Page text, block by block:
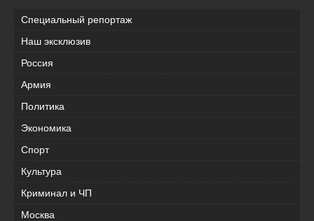
Специальный репортаж
Наш эксклюзив
Россия
Армия
Политика
Экономика
Спорт
Культура
Криминал и ЧП
Москва